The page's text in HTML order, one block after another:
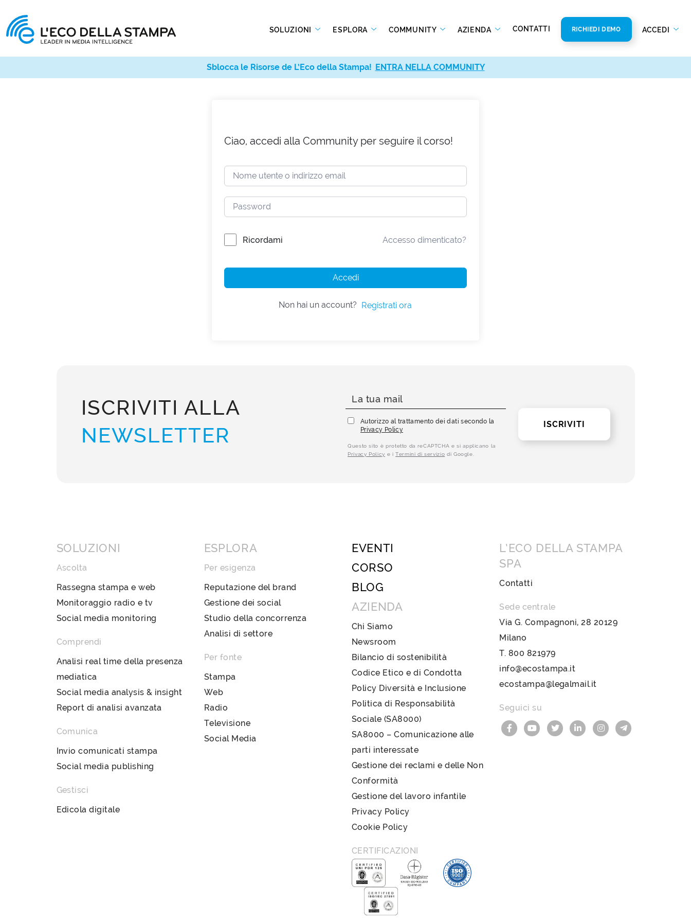
SOLUZIONI ESPLORA COMMUNITY AZIENDA CONTATTI RICHIEDI DEMO ACCEDI
Ciao, accedi alla Community per seguire il corso!
Ricordami Accesso dimenticato?
Accedi
Non hai un account? Registrati ora
ISCRIVITI ALLA
NEWSLETTER
Autorizzo al trattamento dei dati secondo la
Privacy Policy
Questo sito è protetto da reCAPTCHA e si applicano la
Privacy Policy e iTermini di servizio di Google.
ISCRIVITI
SOLUZIONI
Ascolta
Rassegna stampa e web
Monitoraggio radio e tv
Social media monitoring
Comprendi
Analisi real time della presenza
mediatica
Social media analysis & insight
Report di analisi avanzata
Comunica
Invio comunicati stampa
Social media publishing
Gestisci
Edicola digitale
ESPLORA
Per esigenza
Reputazione del brand
Gestione dei social
Studio della concorrenza
Analisi di settore
Per fonte
Stampa
Web
Radio
Televisione
Social Media
EVENTI
CORSO
BLOG
AZIENDA
Chi Siamo
Newsroom
Bilancio di sostenibilità
Codice Etico e di Condotta
Policy Diversità e Inclusione
Politica di Responsabilità
Sociale (SA8000)
SA8000 – Comunicazione alle
parti interessate
Gestione dei reclami e delle Non
Conformità
Gestione del lavoro infantile
Privacy Policy
Cookie Policy
CERTIFICAZIONI
L’ECO DELLA STAMPA
SPA
Contatti
Sede centrale
Via G. Compagnoni, 28 20129
Milano
T. 800 821979
info@ecostampa.it
ecostampa@legalmail.it
Seguici su
Sblocca le Risorse de L’Eco della Stampa! ENTRA NELLA COMMUNITY